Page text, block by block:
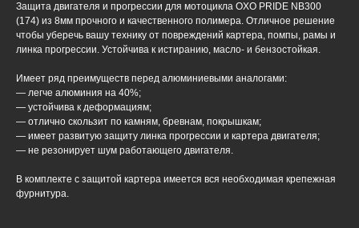
Защита двигателя и прогрессии для мотоцикла OXO PRIDE NB300
(174) из 8мм прочного и качественного полимера. Отличное решение
чтобы уберечь вашу технику от повреждений картера, помпы, рамы и
линка прогрессии. Устойчива к истиранию, масло- и бензостойкая.
Имеет ряд преимуществ перед алюминиевыми аналогами:
— легче алюминия на 40%;
— устойчива к деформациям;
— отлично скользит по камням, бревнам, покрышкам;
— имеет развитую защиту линка прогрессии и картера двигателя;
— не резонирует шум работающего двигателя.
В комплекте с защитой картера имеется вся необходимая крепежная
фурнитура.